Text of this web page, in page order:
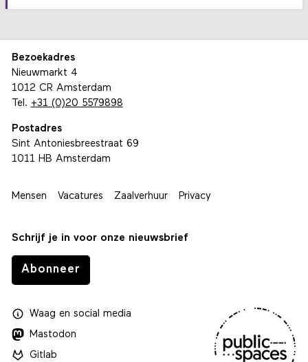
Bezoekadres
Nieuwmarkt 4
1012 CR Amsterdam
Tel. +31 (0)20 5579898
Postadres
Sint Antoniesbreestraat 69
1011 HB Amsterdam
Mensen Vacatures Zaalverhuur Privacy
Schrijf je in voor onze nieuwsbrief
Abonneer
Waagen social media
Mastodon
Gitlab